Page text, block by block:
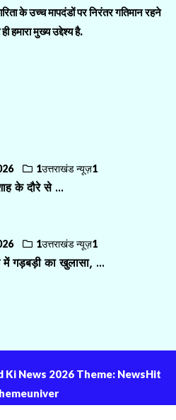
के उच्च मापदंडों पर निरंतर गतिमान रहने
हमारा मुख्य उद्देश्य है.
1उत्तराखंड न्यूज़1
के दौरे से ...
1उत्तराखंड न्यूज़1
में गड़बड़ी का खुलासा, ...
News 2026 Theme: NewsHit